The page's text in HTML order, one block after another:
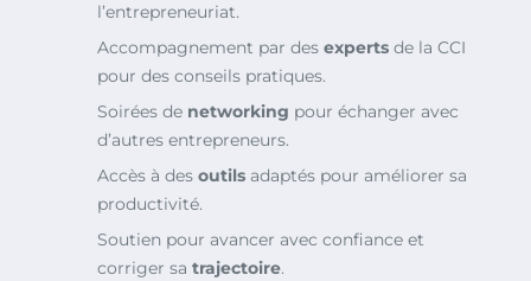
l’entrepreneuriat.
Accompagnement par des experts de la CCI
pour des conseils pratiques.
Soirées de networking pour échanger avec
d’autres entrepreneurs.
Accès à des outils adaptés pour améliorer sa
productivité.
Soutien pour avancer avec confiance et
corriger sa trajectoire.